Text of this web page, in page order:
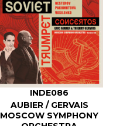
INDE086
AUBIER / GERVAIS
MOSCOW SYMPHONY